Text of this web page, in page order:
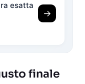
esatta
→
finale